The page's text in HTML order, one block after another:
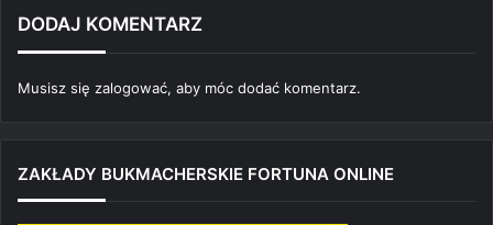
DODAJ KOMENTARZ
Musisz się zalogować, aby móc dodać komentarz.
ZAKŁADY BUKMACHERSKIE FORTUNA ONLINE